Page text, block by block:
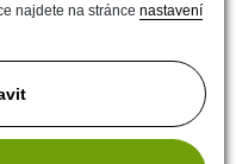
najdete na stránce nastavení